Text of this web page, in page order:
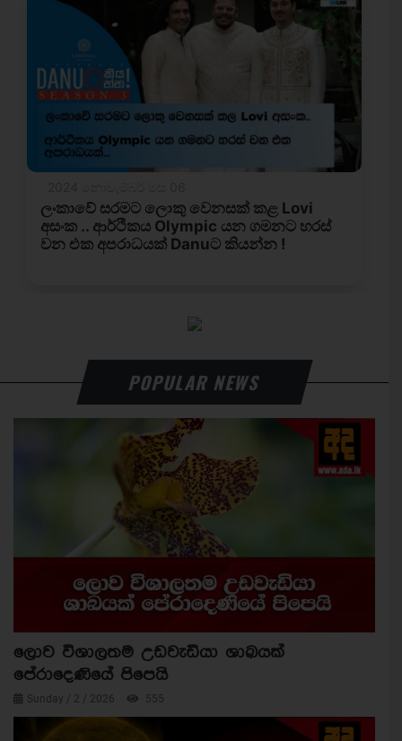
POPULAR NEWS
ලොව විශාලතම උඩවැඩියා ශාඛයක්
පේරාදෙණියේ පිපෙයි
Sunday / 2 / 2026 555